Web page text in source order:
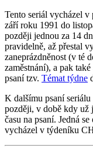
Tento seriál vycházel
září roku 1991 do
později jednou za 14
pravidelně, až přestal
zaneprázdněnost (v té
zaměstnání), a pak
psaní tzv. Témat týdne
K dalšímu psaní seriálu
později, v době kdy už
času na psaní. Jedná
vycházel v týdeníku